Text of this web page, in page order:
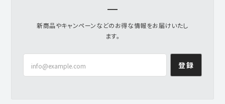
新商品やキャンペーンなどのお得な情報をお届けいたし
ます。
登録